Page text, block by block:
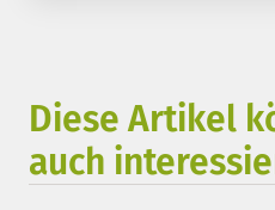
Diese Artikel
auch